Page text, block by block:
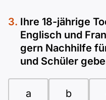
Ihre 18-jährige
Englisch und
gern Nachhilfe
und Schüler
a b